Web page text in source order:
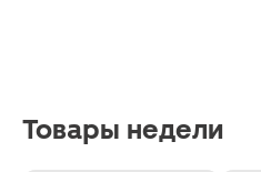
Товары недели